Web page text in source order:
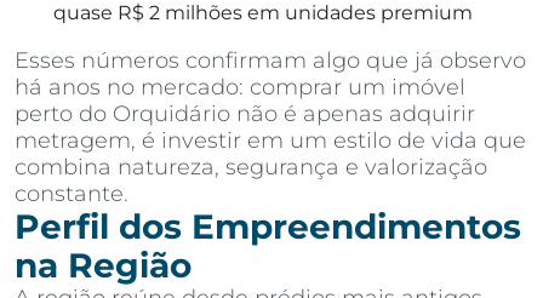
quase R$ 2 milhões em unidades premium
Esses números confirmam algo que já observo
há anos no mercado: comprar um imóvel
perto do Orquidário não é apenas adquirir
metragem, é investir em um estilo de vida que
combina natureza, segurança e valorização
constante.
Perfil dos Empreendimentos
na Região